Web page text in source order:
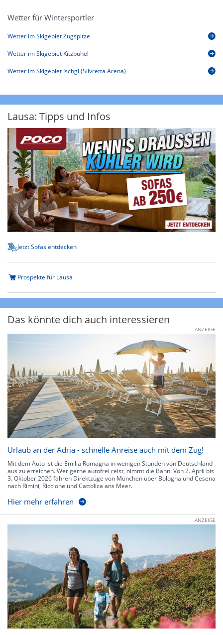
Wetter für Wintersportler
Wetter im Skigebiet Zugspitze
Wetter im Skigebiet Kitzbühel
Wetter im Skigebiet Ischgl (Silvretta Arena)
Lausa: Tipps und Infos
Jetzt Sofas entdecken
Prospekte für Lausa
Das könnte dich auch interessieren
ANZEIGE
Urlaub an der Adria - schnelle Anreise auch mit dem Zug!
Mit dem Auto ist die Emilia Romagna in wenigen Stunden von Deutschland
aus zu erreichen. Wer gerne autofrei reist, nimmt die Bahn: Von 2. April bis
3. Oktober 2026 fahren Direktzüge von München über Bologna und Cesena
nach Rimini, Riccione und Cattolica ans Meer.
Hier mehr erfahren
ANZEIGE